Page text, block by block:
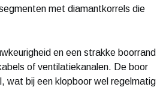
met diamantkorrels die
en een strakke boorrand
of ventilatiekanalen. De boor
wat bij een klopboor wel regelmatig